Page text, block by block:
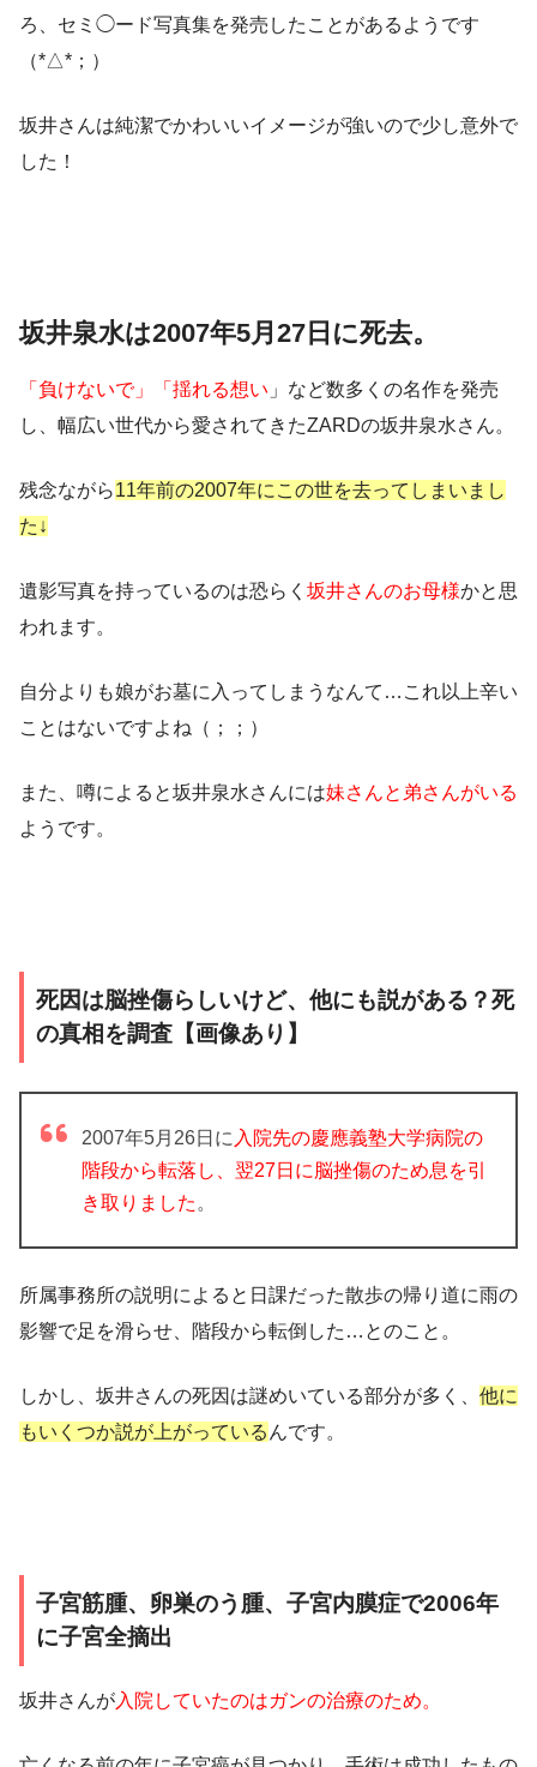
ろ、 セミ◯ード写真集を発売 したことがあるようです
（*△*；）
坂井さんは純潔でかわいいイメージが強いので少し意外で
した！
坂井泉水は2007年5月27日に死去。
「負けないで」「揺れる想い 」など数多くの名作を発売
し、幅広い世代から愛されてきたZARDの坂井泉水さん。
残念ながら11年前の2007年にこの世を去ってしまいまし
た↓
遺影写真を持っているのは恐らく 坂井さんのお母様かと思
われます。
自分よりも娘がお墓に入ってしまうなんて…これ以上辛い
ことはないですよね（；；）
また、噂によると坂井泉水さんには妹さんと弟さんがいる
ようです。
死因は脳挫傷らしいけど、他にも説がある？死
の真相を調査【画像あり】
2007年5月26日に 入院先の慶應義塾大学病院の
階段から転落し、翌27日に脳挫傷のため息を引
き取りました 。
所属事務所の説明によると日課だった散歩の帰り道に雨の
影響で足を滑らせ、階段から転倒した…とのこと。
しかし、坂井さんの死因は謎めいている部分が多く、 他に
もいくつか説が上がっている んです。
子宮筋腫、卵巣のう腫、子宮内膜症で2006年
に子宮全摘出
坂井さんが入院していたのはガンの治療のため。